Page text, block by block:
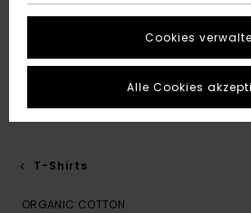
T-Shirts
ORGANIC COTTON
Cookies
Alle Cookies